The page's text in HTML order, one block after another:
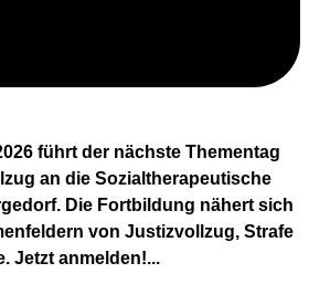
führt der nächste Thementag
an die Sozialtherapeutische
Die Fortbildung nähert sich
von Justizvollzug, Strafe
Jetzt anmelden!...